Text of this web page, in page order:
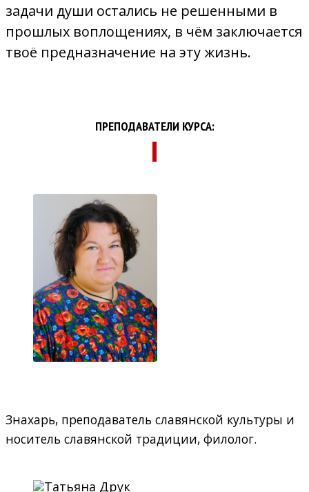
задачи души остались не решенными в
прошлых воплощениях, в чём заключается
твоё предназначение на эту жизнь.
ПРЕПОДАВАТЕЛИ КУРСА:
Знахарь, преподаватель славянской культуры и
носитель славянской традиции, филолог.